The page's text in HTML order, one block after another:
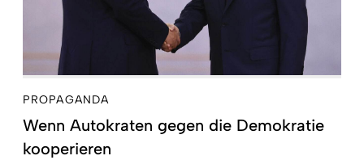
PROPAGANDA
Wenn Autokraten gegen die Demokratie
kooperieren